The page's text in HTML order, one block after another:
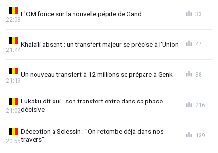
L'OM fonce sur la nouvelle pépite de Gand
22:03
33
Khalaili absent : un transfert majeur se précise à l'Union
21:44
47
Un nouveau transfert à 12 millions se prépare à Genk
21:19
38
Lukaku dit oui : son transfert entre dans sa phase
décisive
21:02
216
Déception à Sclessin : "On retombe déjà dans nos
travers"
20:55
139